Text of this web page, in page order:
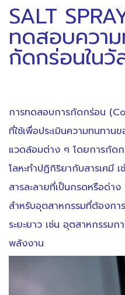
SALT
ทดสอบควา
กัดกร่อนในวั
การทดสอบการกัดกร่อน
ที่ใช้เพื่อประเมินความทนทา
แวดล้อมต่าง ๆ โดยการกัดก
โลหะทำปฏิกิริยากับสารเคมี
สารละลายที่เป็นกรดหรือด่
สำหรับอุตสาหกรรมที่ต้องกา
ระยะยาว เช่น อุตสาหกรรม
พลังงาน